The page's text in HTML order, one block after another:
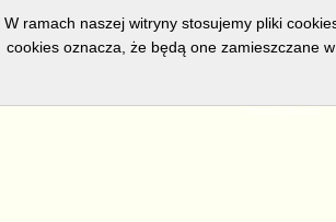
w bieżacej chwili posiadamy5559aktywnych
Strona główna
W ramach naszej witryny stosujemy pliki
cookies oznacza, że będą one zamieszczane